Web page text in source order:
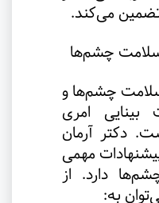
تضمین می‌کند.
چشم‌ها
چشم‌ها و
بینایی امری
دکتر آرمان
مهمی
دارد. از
به: